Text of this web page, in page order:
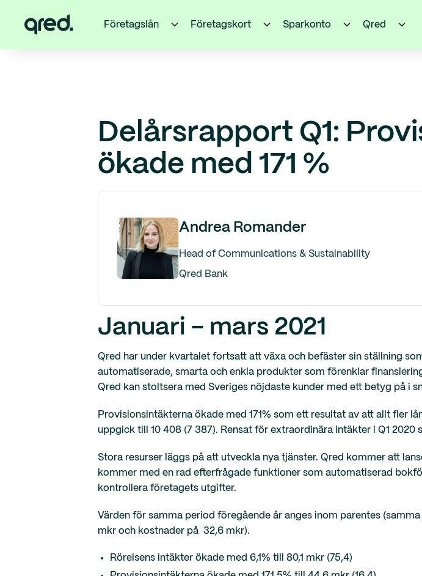
Företagslån Företagskort Sparkonto Qred
Delårsrapport Q1:
ökade med 171 %
Andrea Romander
Head of Communications & Sustainability
Qred Bank
Januari - mars 2021
Qred har under kvartalet fortsatt att växa och befäster sin ställning
automatiserade, smarta och enkla produkter som förenklar
Qred kan stoltsera med Sveriges nöjdaste kunder med ett betyg på i
Provisionsintäkterna ökade med 171% som ett resultat av att allt fler
uppgick till 10 408 (7 387). Rensat för extraordinära intäkter i Q1 2020
Stora resurser läggs på att utveckla nya tjänster. Qred kommer att
kommer med en rad efterfrågade funktioner som automatiserad
kontrollera företagets utgifter.
Värden för samma period föregående år anges inom parentes
mkr och kostnader på 32,6 mkr).
Rörelsens intäkter ökade med 6,1% till 80,1 mkr (75,4)